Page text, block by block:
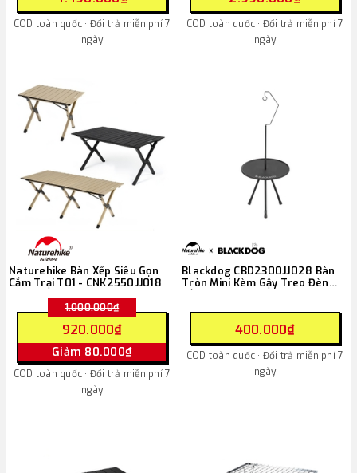
COD toàn quốc · Đổi trả miễn phí 7
ngày
COD toàn quốc · Đổi trả miễn phí 7
ngày
Naturehike Bàn Xếp Siêu Gọn
Cắm Trại T01 - CNK2550JJ018
920.000₫
1.000.000₫
Giảm 80.000₫
COD toàn quốc · Đổi trả miễn phí 7
ngày
Blackdog CBD2300JJ028 Bàn
Tròn Mini Kèm Gậy Treo Đèn
400.000₫
COD toàn quốc · Đổi trả miễn phí 7
ngày